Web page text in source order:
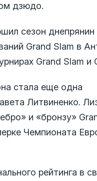
дзюдо.
сезон
Grand Slam в
Grand Slam и
стала еще одна
Литвиненко.
и «бронзу»
Чемпионата
рейтинга в